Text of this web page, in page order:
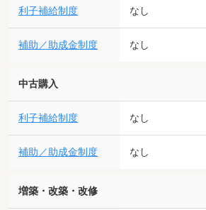
利子補給制度 なし
補助／助成金制度 なし
中古購入
利子補給制度 なし
補助／助成金制度 なし
増築・改築・改修